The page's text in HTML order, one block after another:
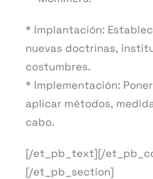
* Implantación:
nuevas doctrinas,
costumbres.
* Implementación:
aplicar métodos,
cabo.
[/et_pb_text][/
[/et_pb_section]